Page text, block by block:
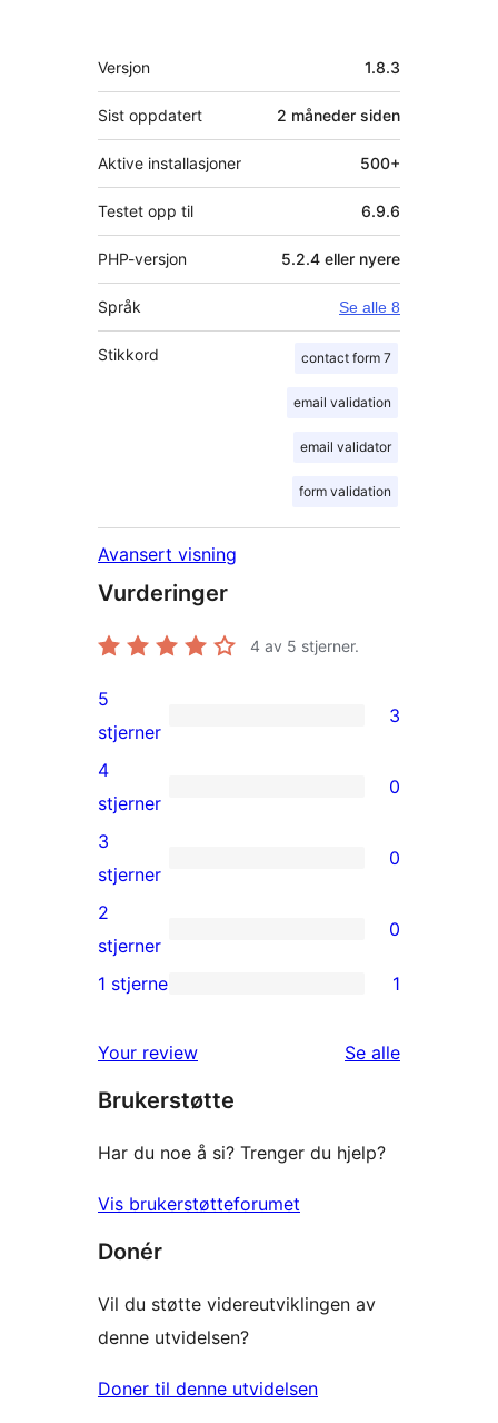
Meta
Versjon 1.8.3
Sist oppdatert 2 måneder siden
Aktive installasjoner 500+
Testet opp til 6.9.6
PHP-versjon 5.2.4 eller nyere
Språk Se alle 8
Stikkord contact form 7
email validation
email validator
form validation
Avansert visning
Vurderinger
4 av 5 stjerner.
3
5-
star
reviews
5
stjerner
3
0
4-
star
reviews
4
stjerner
0
0
3-
star
reviews
3
stjerner
0
0
2-
reviews
2
stjerner
0
star
review
1 stjerne 1
Your review Se alleomtalene
Brukerstøtte
Har du noe å si? Trenger du hjelp?
Vis brukerstøtteforumet
Donér
Vil du støtte videreutviklingen av
denne utvidelsen?
Doner til denne utvidelsen